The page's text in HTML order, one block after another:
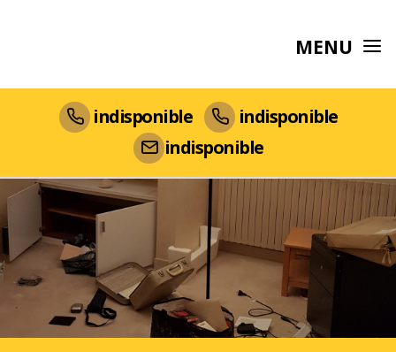
MENU
indisponible
indisponible
indisponible